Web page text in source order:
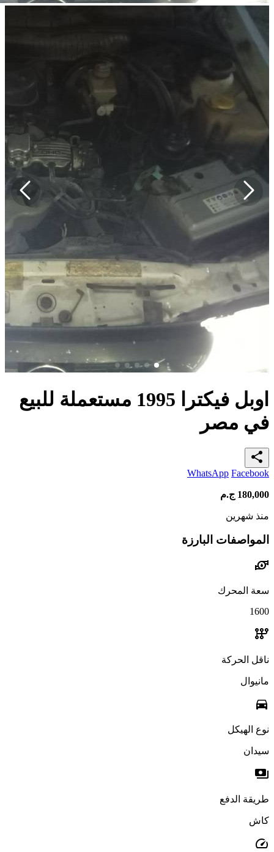
اوبل فيكترا 1995 مستعملة للبيع
في مصر
share
WhatsApp Facebook
180,000 ج.م
منذ شهرين
المواصفات البارزة
water_pump
سعة المحرك
1600
auto_transmission
ناقل الحركة
مانيوال
directions_car
نوع الهيكل
سيدان
payments
طريقة الدفع
كاش
speed